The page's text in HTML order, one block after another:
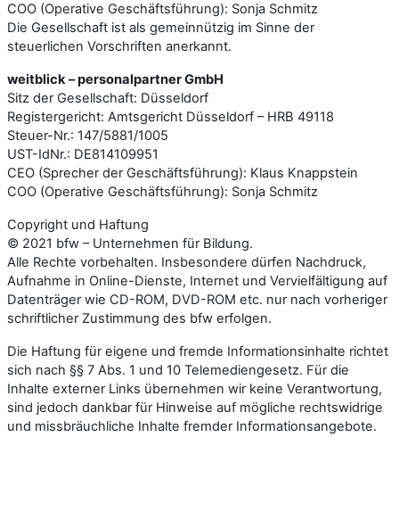
COO (Operative Geschäftsführung): Sonja Schmitz
Die Gesellschaft ist als gemeinnützig im Sinne der
steuerlichen Vorschriften anerkannt.
weitblick – personalpartner GmbH
Sitz der Gesellschaft: Düsseldorf
Registergericht: Amtsgericht Düsseldorf – HRB 49118
Steuer-Nr.: 147/5881/1005
UST-IdNr.: DE814109951
CEO (Sprecher der Geschäftsführung): Klaus Knappstein
COO (Operative Geschäftsführung): Sonja Schmitz
Copyright und Haftung
© 2021 bfw – Unternehmen für Bildung.
Alle Rechte vorbehalten. Insbesondere dürfen Nachdruck,
Aufnahme in Online-Dienste, Internet und Vervielfältigung auf
Datenträger wie CD-ROM, DVD-ROM etc. nur nach vorheriger
schriftlicher Zustimmung des bfw erfolgen.
Die Haftung für eigene und fremde Informationsinhalte richtet
sich nach §§ 7 Abs. 1 und 10 Telemediengesetz. Für die
Inhalte externer Links übernehmen wir keine Verantwortung,
sind jedoch dankbar für Hinweise auf mögliche rechtswidrige
und missbräuchliche Inhalte fremder Informationsangebote.